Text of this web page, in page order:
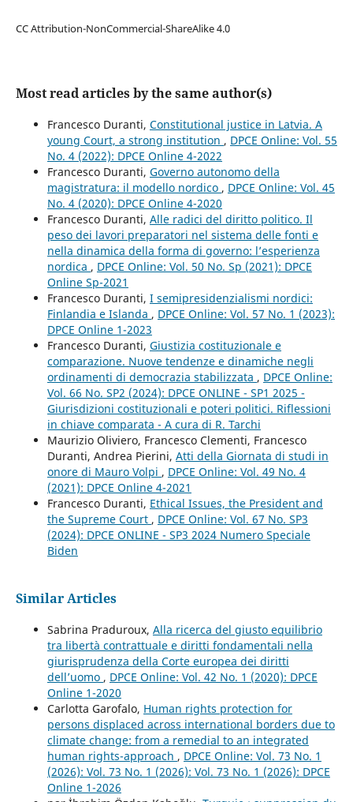
CC Attribution-NonCommercial-ShareAlike 4.0
Most read articles by the same author(s)
Francesco Duranti, Constitutional justice in Latvia. A
young Court, a strong institution , DPCE Online: Vol. 55
No. 4 (2022): DPCE Online 4-2022
Francesco Duranti, Governo autonomo della
magistratura: il modello nordico , DPCE Online: Vol. 45
No. 4 (2020): DPCE Online 4-2020
Francesco Duranti, Alle radici del diritto politico. Il
peso dei lavori preparatori nel sistema delle fonti e
nella dinamica della forma di governo: l’esperienza
nordica , DPCE Online: Vol. 50 No. Sp (2021): DPCE
Online Sp-2021
Francesco Duranti, I semipresidenzialismi nordici:
Finlandia e Islanda , DPCE Online: Vol. 57 No. 1 (2023):
DPCE Online 1-2023
Francesco Duranti, Giustizia costituzionale e
comparazione. Nuove tendenze e dinamiche negli
ordinamenti di democrazia stabilizzata , DPCE Online:
Vol. 66 No. SP2 (2024): DPCE ONLINE - SP1 2025 -
Giurisdizioni costituzionali e poteri politici. Riflessioni
in chiave comparata - A cura di R. Tarchi
Maurizio Oliviero, Francesco Clementi, Francesco
Duranti, Andrea Pierini, Atti della Giornata di studi in
onore di Mauro Volpi , DPCE Online: Vol. 49 No. 4
(2021): DPCE Online 4-2021
Francesco Duranti, Ethical Issues, the President and
the Supreme Court , DPCE Online: Vol. 67 No. SP3
(2024): DPCE ONLINE - SP3 2024 Numero Speciale
Biden
Similar Articles
Sabrina Praduroux, Alla ricerca del giusto equilibrio
tra libertà contrattuale e diritti fondamentali nella
giurisprudenza della Corte europea dei diritti
dell’uomo , DPCE Online: Vol. 42 No. 1 (2020): DPCE
Online 1-2020
Carlotta Garofalo, Human rights protection for
persons displaced across international borders due to
climate change: from a remedial to an integrated
human rights-approach , DPCE Online: Vol. 73 No. 1
(2026): Vol. 73 No. 1 (2026): Vol. 73 No. 1 (2026): DPCE
Online 1-2026